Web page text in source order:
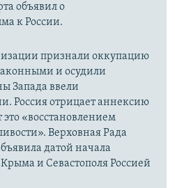
объявил о
к России.
признали оккупацию
и осудили
Запада ввели
Россия отрицает аннексию
это «восстановлением
Верховная Рада
датой начала
и Севастополя Россией